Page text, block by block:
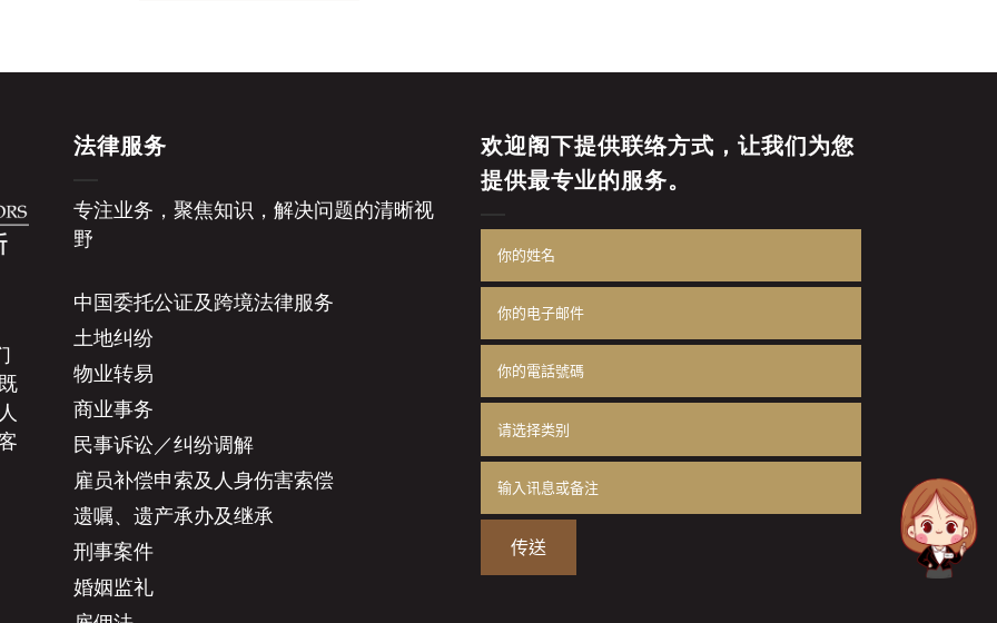
法律服务
专注业务，聚焦知识，解决问题的清晰视
野
中国委托公证及跨境法律服务
土地纠纷
物业转易
商业事务
民事诉讼／纠纷调解
雇员补偿申索及人身伤害索偿
遗嘱、遗产承办及继承
刑事案件
婚姻监礼
欢迎阁下提供联络方式，让我们为您
提供最专业的服务。